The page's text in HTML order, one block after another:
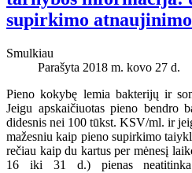
supirkimo atnaujinimo
Smulkiau
Parašyta 2018 m. kovo 27 d.
Pieno kokybę lemia bakterijų ir
Jeigu apskaičiuotas pieno bendro
didesnis nei 100 tūkst. KSV/ml. ir
mažesniu kaip pieno supirkimo
rečiau kaip du kartus per mėnesį
16 iki 31 d.) pienas